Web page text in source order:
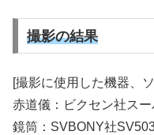
撮影の結果
[撮影に使用した機器、
赤道儀：ビクセン社ス
鏡筒：SVBONY社